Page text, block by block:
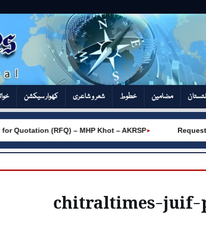
مضامین خطوط شعر و شاعری کھوار سیکشن‎
►
Quotation (RFQ) – MHP Khot – AKRSP Request
chitraltimes-juif-